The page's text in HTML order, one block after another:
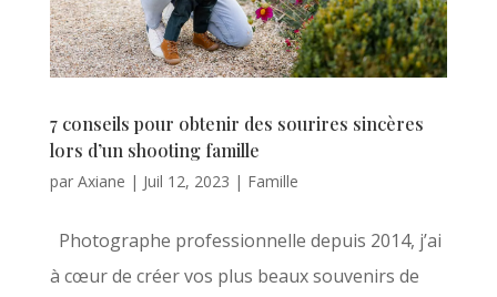
7 conseils pour obtenir des sourires sincères
lors d’un shooting famille
par Axiane | Juil 12, 2023 | Famille
Photographe professionnelle depuis 2014, j’ai
à cœur de créer vos plus beaux souvenirs de